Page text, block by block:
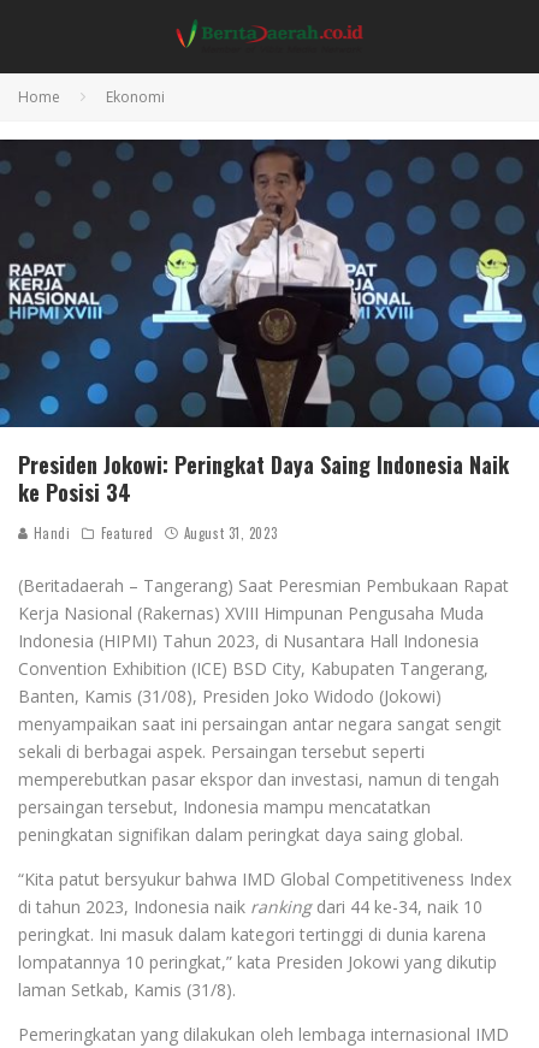
Home Ekonomi
Presiden Jokowi: Peringkat Daya Saing Indonesia Naik
ke Posisi 34
Handi Featured August 31, 2023
(Beritadaerah – Tangerang) Saat Peresmian Pembukaan Rapat
Kerja Nasional (Rakernas) XVIII Himpunan Pengusaha Muda
Indonesia (HIPMI) Tahun 2023, di Nusantara Hall Indonesia
Convention Exhibition (ICE) BSD City, Kabupaten Tangerang,
Banten, Kamis (31/08), Presiden Joko Widodo (Jokowi)
menyampaikan saat ini persaingan antar negara sangat sengit
sekali di berbagai aspek. Persaingan tersebut seperti
memperebutkan pasar ekspor dan investasi, namun di tengah
persaingan tersebut, Indonesia mampu mencatatkan
peningkatan signifikan dalam peringkat daya saing global.
“Kita patut bersyukur bahwa IMD Global Competitiveness Index
di tahun 2023, Indonesia naik rankingdari 44 ke-34, naik 10
peringkat. Ini masuk dalam kategori tertinggi di dunia karena
lompatannya 10 peringkat,” kata Presiden Jokowi yang dikutip
laman Setkab, Kamis (31/8).
Pemeringkatan yang dilakukan oleh lembaga internasional IMD